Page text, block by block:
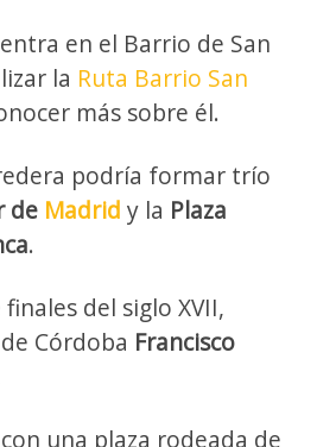
en el Barrio de San
la Ruta Barrio San
más sobre él.
podría formar trío
de Madrid y la Plaza
.
del siglo XVII,
Córdoba Francisco
una plaza rodeada de